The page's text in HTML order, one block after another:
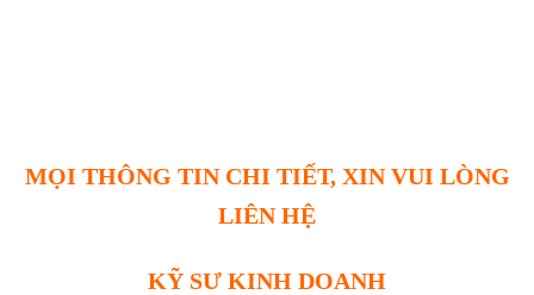
MỌI THÔNG TIN CHI TIẾT, XIN VUI LÒNG
LIÊN HỆ
KỸ SƯ KINH DOANH